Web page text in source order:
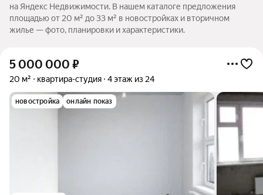
на Яндекс Недвижимости. В нашем каталоге предложения
площадью от 20 м² до 33 м² в новостройках и вторичном
жилье — фото, планировки и характеристики.
5 000 000 ₽
20 м² квартира-студия 4 этаж из 24
новостройка онлайн показ